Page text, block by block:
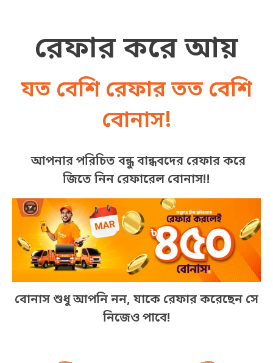
রেফার করে আয়
যত বেশি রেফার তত বেশি
বোনাস!
আপনার পরিচিত বন্ধু বান্ধবদের রেফার করে
জিতে নিন রেফারেল বোনাস!!
বোনাস শুধু আপনি নন, যাকে রেফার করেছেন সে
নিজেও পাবে!